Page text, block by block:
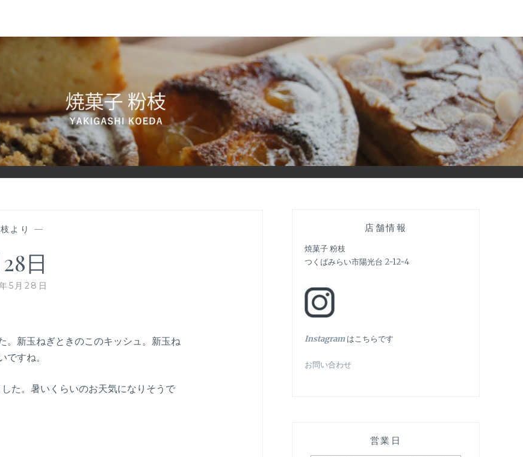
より —
日
5月28日
。新玉ねぎときのこのキッシュ。新玉ね
すね。
た。暑いくらいのお天気になりそうで
店舗情報
焼菓子 粉枝
つくばみらい市陽光台 2-12-4
Instagramはこちらです
お問い合わせ
営業日